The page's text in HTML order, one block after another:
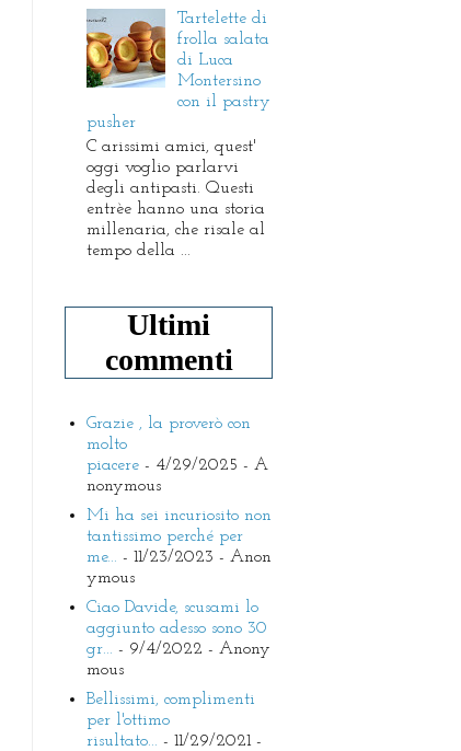
Tartelette di
frolla salata
di Luca
Montersino
con il pastry
pusher
C arissimi amici, quest'
oggi voglio parlarvi
degli antipasti. Questi
entrèe hanno una storia
millenaria, che risale al
tempo della ...
Ultimi
commenti
Grazie , la proverò con
molto
piacere - 4/29/2025 - A
nonymous
Mi ha sei incuriosito non
tantissimo perché per
me... - 11/23/2023 - Anon
ymous
Ciao Davide, scusami lo
aggiunto adesso sono 30
gr... - 9/4/2022 - Anony
mous
Bellissimi, complimenti
per l'ottimo
risultato... - 11/29/2021-